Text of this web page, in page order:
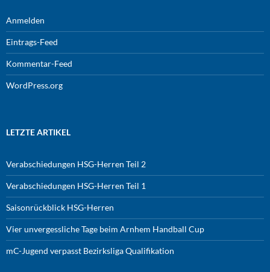
Anmelden
Eintrags-Feed
Kommentar-Feed
WordPress.org
LETZTE ARTIKEL
Verabschiedungen HSG-Herren Teil 2
Verabschiedungen HSG-Herren Teil 1
Saisonrückblick HSG-Herren
Vier unvergessliche Tage beim Arnhem Handball Cup
mC-Jugend verpasst Bezirksliga Qualifikation